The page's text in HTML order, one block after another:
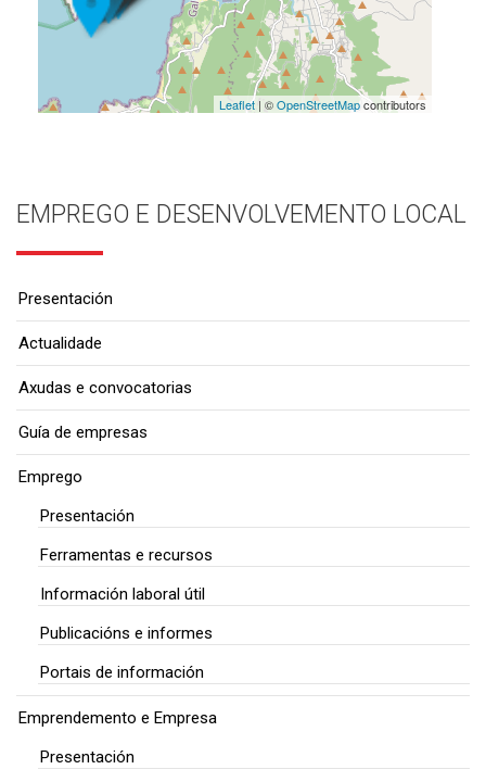
Leaflet| ©OpenStreetMapcontributors
EMPREGO E DESENVOLVEMENTO LOCAL
Presentación
Actualidade
Axudas e convocatorias
Guía de empresas
Emprego
Presentación
Ferramentas e recursos
Información laboral útil
Publicacións e informes
Portais de información
Emprendemento e Empresa
Presentación